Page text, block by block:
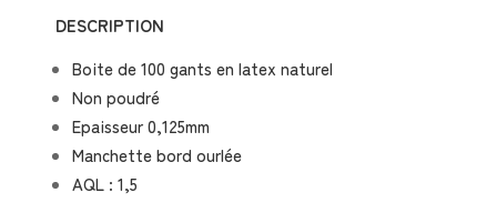
DESCRIPTION
Boite de 100 gants en latex naturel
Non poudré
Epaisseur 0,125mm
Manchette bord ourlée
AQL : 1,5